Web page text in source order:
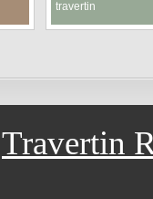
travertin
Travertin